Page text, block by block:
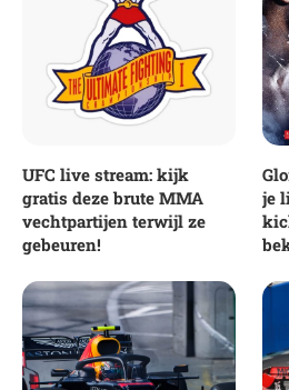
UFC live stream: kijk
gratis deze brute MMA
vechtpartijen terwijl ze
gebeuren!
je